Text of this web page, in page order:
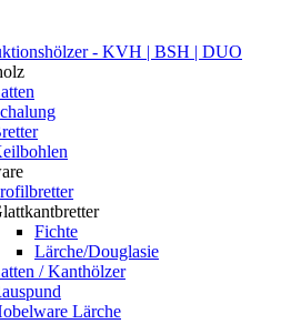
- KVH | BSH | DUO
Fichte
Lärche/Douglasie
/ Kanthölzer
Lärche